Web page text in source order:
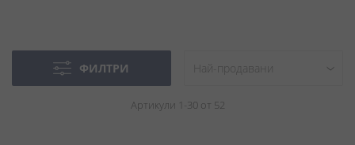
ФИЛТРИ
Артикули 1 30от 52